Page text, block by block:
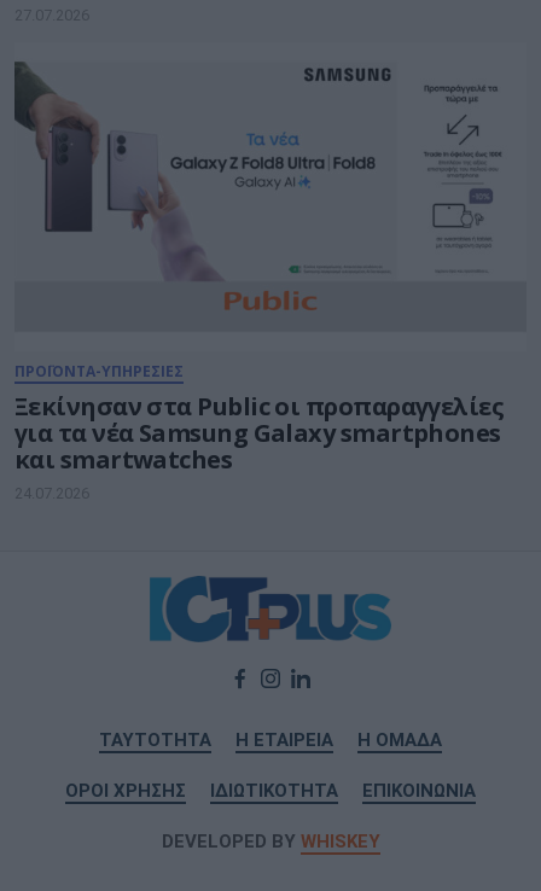
27.07.2026
ΠΡΟΪΟΝΤΑ-ΥΠΗΡΕΣΙΕΣ
Ξεκίνησαν στα Public οι προπαραγγελίες
για τα νέα Samsung Galaxy smartphones
και smartwatches
24.07.2026
ΤΑΥΤΟΤΗΤΑ Η ΕΤΑΙΡΕΙΑ Η ΟΜΑΔΑ
ΟΡΟΙ ΧΡΗΣΗΣ ΙΔΙΩΤΙΚΟΤΗΤΑ ΕΠΙΚΟΙΝΩΝΙΑ
DEVELOPED BY WHISKEY